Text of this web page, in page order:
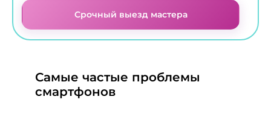
Срочный выезд мастера
Самые частые проблемы
смартфонов